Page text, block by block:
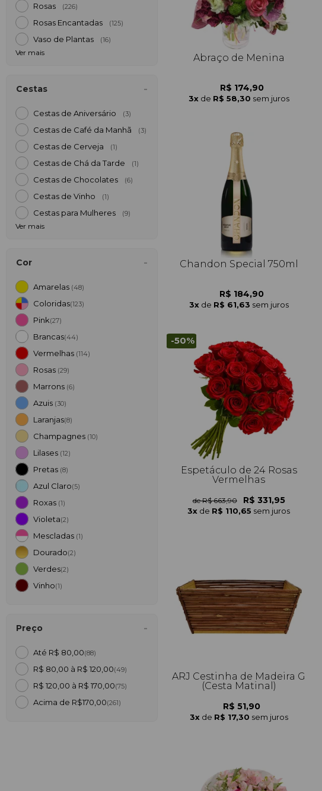
Rosas (226)
Rosas Encantadas (125)
Vaso de Plantas (16)
Ver mais
Cestas
Cestas de Aniversário (3)
Cestas de Café da Manh (3)
Cestas de Cerveja (1)
Cestas de Chá da Tarde (1)
Cestas de Chocolates (6)
Cestas de Vinho (1)
Cestas para Mulheres (9)
Ver mais
Cor
Amarelas (48)
Coloridas(123)
Pink(27)
Brancas(44)
Vermelhas (114)
Rosas (29)
Marrons (6)
Azuis (30)
Laranjas(8)
Champagnes (10)
Lilases (12)
Pretas (8)
Azul Claro(5)
Roxas (1)
Violeta(2)
Mescladas (1)
Dourado(2)
Verdes(2)
Vinho(1)
Preço
Até R$ 80,00(88)
R$ 80,00 à R$ 120,00(49)
R$ 120,00 à R$ 170,00(75)
Acima de R$170,00(261)
Abraço de Menina
R$ 174,90
3x de R$ 58,30 sem juros
Chandon Special 750ml
R$ 184,90
3x de R$ 61,63 sem juros
-50%
Espetáculo de 24 Rosas
Vermelhas
de R$ 663,90 R$ 331,95
3x de R$ 110,65 sem juros
ARJ Cestinha de Madeira G
(Cesta Matinal)
R$ 51,90
3x de R$ 17,30 sem juros